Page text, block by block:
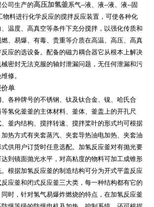
司生产的高压加氢釜系气--液、液--液、液--固
物料进行化学反应的搅拌反应装置，可使各种化
温度、高真空等条件下充分搅拌，以强化传质和
、易爆、有毒、贵重等介质在高温、高压、高真
应的选设备。配备的磁力耦合器它从根本上解决
密封无法克服的轴封泄漏问题，无任何泄漏和污
修。
单
各种牌号的不锈钢、钛及钛合金、镍、哈氏合
氢化釜釜的主体材料、釜体、釜盖上的开孔尺
釜内结构、搅拌转速、搅拌桨叶的形式均可根据
热方式有夹套蒸汽、夹套导热油电加热、夹套油
供用户订货时任意选配。加氢反应釜对有抛光要
到镜面抛光水平，对高粘度的物料可加工成锥形
根据加氢反应釜的制造结构可分为开式平盖反应
应釜和闭式反应釜三大类，每一种结构都有它的
时，针对氢气易爆炸燃烧的特点，在加氢反应釜